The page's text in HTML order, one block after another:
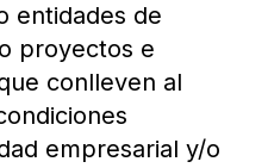
entidades de
proyectos e
conlleven al
empresarial y/o